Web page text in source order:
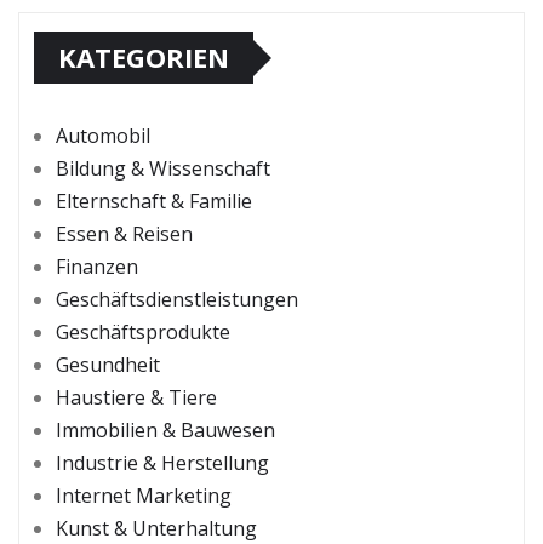
KATEGORIEN
Automobil
Bildung & Wissenschaft
Elternschaft & Familie
Essen & Reisen
Finanzen
Geschäftsdienstleistungen
Geschäftsprodukte
Gesundheit
Haustiere & Tiere
Immobilien & Bauwesen
Industrie & Herstellung
Internet Marketing
Kunst & Unterhaltung